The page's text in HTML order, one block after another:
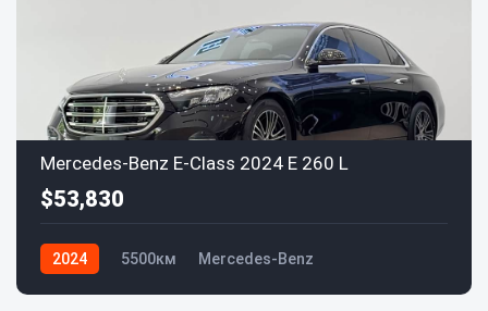
Mercedes-Benz E-Class 2024 E 260 L
$53,830
2024 5500км Mercedes-Benz